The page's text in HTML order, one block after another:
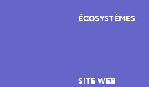
ÉCOSYSTÈMES
SITE WEB